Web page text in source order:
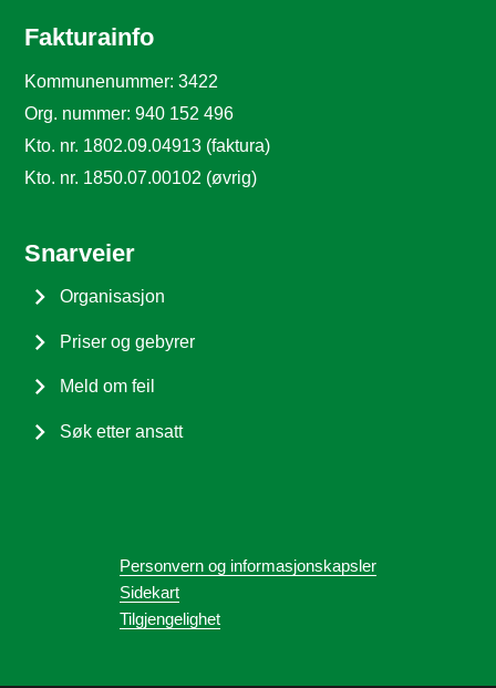
Fakturainfo
Kommunenummer: 3422
Org. nummer: 940 152 496
Kto. nr. 1802.09.04913 (faktura)
Kto. nr. 1850.07.00102 (øvrig)
Snarveier
Organisasjon
Priser og gebyrer
Meld om feil
Søk etter ansatt
Personvern og informasjonskapsler
Sidekart
Tilgjengelighet